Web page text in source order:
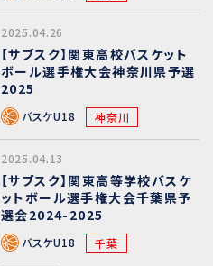
2025.04.26
【サブスク】関東高校バスケット
ボール選手権大会神奈川県予選
2025
バスケU18 神奈川
2025.04.13
【サブスク】関東高等学校バスケ
ットボール選手権大会千葉県予
選会2024-2025
バスケU18 千葉